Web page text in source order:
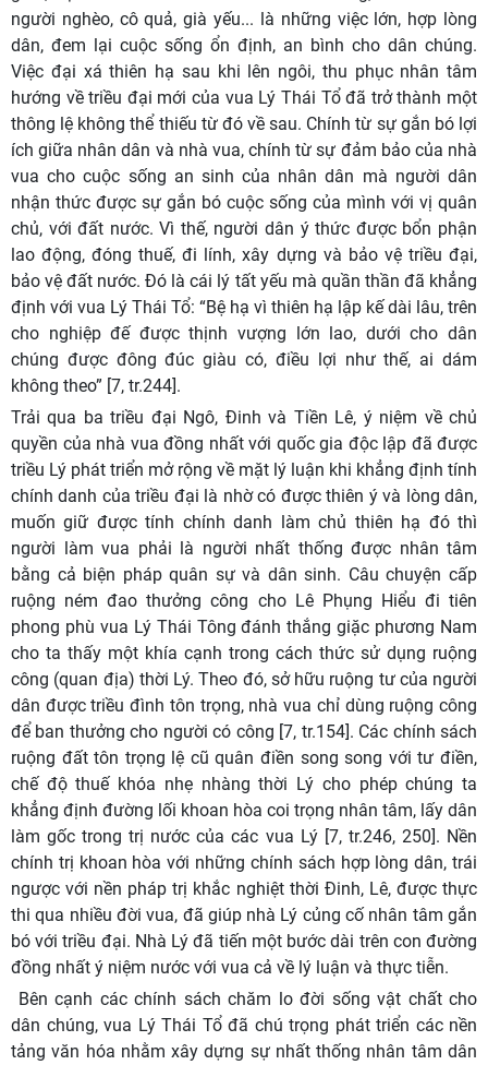
người nghèo, cô quả, già yếu... là những việc lớn, hợp lòng
dân, đem lại cuộc sống ổn định, an bình cho dân chúng.
Việc đại xá thiên hạ sau khi lên ngôi, thu phục nhân tâm
hướng về triều đại mới của vua Lý Thái Tổ đã trở thành một
thông lệ không thể thiếu từ đó về sau. Chính từ sự gắn bó lợi
ích giữa nhân dân và nhà vua, chính từ sự đảm bảo của nhà
vua cho cuộc sống an sinh của nhân dân mà người dân
nhận thức được sự gắn bó cuộc sống của mình với vị quân
chủ, với đất nước. Vì thế, người dân ý thức được bổn phận
lao động, đóng thuế, đi lính, xây dựng và bảo vệ triều đại,
bảo vệ đất nước. Đó là cái lý tất yếu mà quần thần đã khẳng
định với vua Lý Thái Tổ: “Bệ hạ vì thiên hạ lập kế dài lâu, trên
cho nghiệp đế được thịnh vượng lớn lao, dưới cho dân
chúng được đông đúc giàu có, điều lợi như thế, ai dám
không theo” [7, tr.244].
Trải qua ba triều đại Ngô, Đinh và Tiền Lê, ý niệm về chủ
quyền của nhà vua đồng nhất với quốc gia độc lập đã được
triều Lý phát triển mở rộng về mặt lý luận khi khẳng định tính
chính danh của triều đại là nhờ có được thiên ý và lòng dân,
muốn giữ được tính chính danh làm chủ thiên hạ đó thì
người làm vua phải là người nhất thống được nhân tâm
bằng cả biện pháp quân sự và dân sinh. Câu chuyện cấp
ruộng ném đao thưởng công cho Lê Phụng Hiểu đi tiên
phong phù vua Lý Thái Tông đánh thắng giặc phương Nam
cho ta thấy một khía cạnh trong cách thức sử dụng ruộng
công (quan địa) thời Lý. Theo đó, sở hữu ruộng tư của người
dân được triều đình tôn trọng, nhà vua chỉ dùng ruộng công
để ban thưởng cho người có công [7, tr.154]. Các chính sách
ruộng đất tôn trọng lệ cũ quân điền song song với tư điền,
chế độ thuế khóa nhẹ nhàng thời Lý cho phép chúng ta
khẳng định đường lối khoan hòa coi trọng nhân tâm, lấy dân
làm gốc trong trị nước của các vua Lý [7, tr.246, 250]. Nền
chính trị khoan hòa với những chính sách hợp lòng dân, trái
ngược với nền pháp trị khắc nghiệt thời Đinh, Lê, được thực
thi qua nhiều đời vua, đã giúp nhà Lý củng cố nhân tâm gắn
bó với triều đại. Nhà Lý đã tiến một bước dài trên con đường
đồng nhất ý niệm nước với vua cả về lý luận và thực tiễn.
Bên cạnh các chính sách chăm lo đời sống vật chất cho
dân chúng, vua Lý Thái Tổ đã chú trọng phát triển các nền
tảng văn hóa nhằm xây dựng sự nhất thống nhân tâm dân